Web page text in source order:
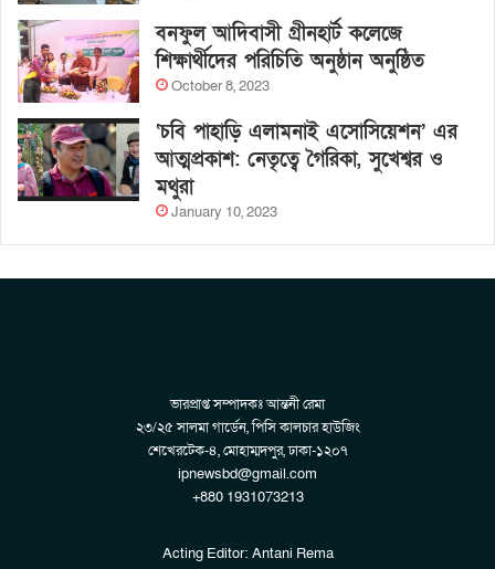
বনফুল আদিবাসী গ্রীনহার্ট কলেজে
শিক্ষার্থীদের পরিচিতি অনুষ্ঠান অনুষ্ঠিত
October 8, 2023
‘চবি পাহাড়ি এলামনাই এসোসিয়েশন’ এর
আত্মপ্রকাশ: নেতৃত্বে গৈরিকা, সুখেশ্বর ও
মথুরা
January 10, 2023
ভারপ্রাপ্ত সম্পাদকঃ আন্তনী রেমা
২৩/২৫ সালমা গার্ডেন, পিসি কালচার হাউজিং
শেখেরটেক-৪, মোহাম্মদপুর, ঢাকা-১২০৭
ipnewsbd@gmail.com
+880 1931073213
Acting Editor: Antani Rema